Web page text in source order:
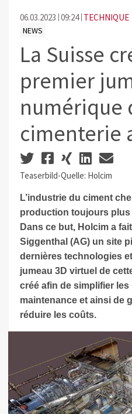
06.03.2023 09:24 TECHNIQUE
NEWS
La Suisse
premier
numérique
cimenterie
Teaserbild-Quelle: Holcim
L’industrie du ciment
production toujours plus
Dans ce but, Holcim a
Siggenthal (AG) un site
dernières technologies
jumeau 3D virtuel de
créé afin de simplifier
maintenance et ainsi de
réduire les coûts.